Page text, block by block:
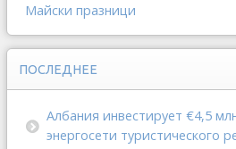
Майски празници
ПОСЛЕДНЕЕ
Албания инвестирует €4,5
энергосети туристического